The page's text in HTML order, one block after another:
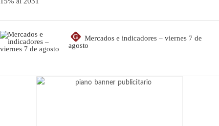
G
Mercados e indicadores – viernes 7 de
agosto